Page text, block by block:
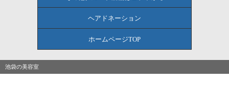
ヘアドネーション
ホームページTOP
池袋の美容室